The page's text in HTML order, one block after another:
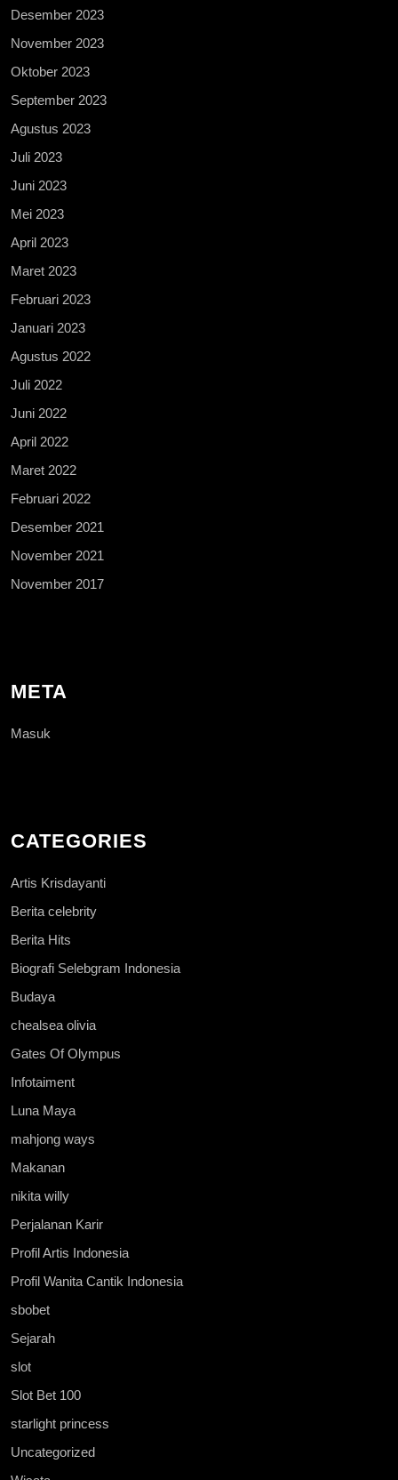
Desember 2023
November 2023
Oktober 2023
September 2023
Agustus 2023
Juli 2023
Juni 2023
Mei 2023
April 2023
Maret 2023
Februari 2023
Januari 2023
Agustus 2022
Juli 2022
Juni 2022
April 2022
Maret 2022
Februari 2022
Desember 2021
November 2021
November 2017
META
Masuk
CATEGORIES
Artis Krisdayanti
Berita celebrity
Berita Hits
Biografi Selebgram Indonesia
Budaya
chealsea olivia
Gates Of Olympus
Infotaiment
Luna Maya
mahjong ways
Makanan
nikita willy
Perjalanan Karir
Profil Artis Indonesia
Profil Wanita Cantik Indonesia
sbobet
Sejarah
slot
Slot Bet 100
starlight princess
Uncategorized